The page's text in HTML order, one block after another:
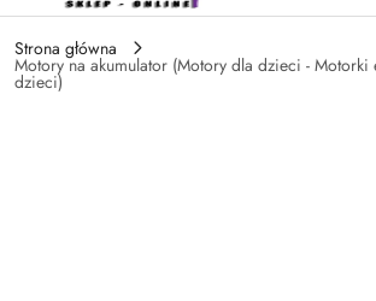
Strona główna
Motory na akumulator (Motory dla dzieci - Motorki
dzieci)